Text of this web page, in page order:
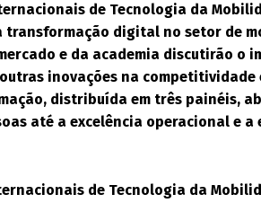
de Tecnologia da
digital no setor de
e da academia discutirão o
inovações na competitividade
distribuída em três painéis,
até a excelência operacional e a
de Tecnologia da